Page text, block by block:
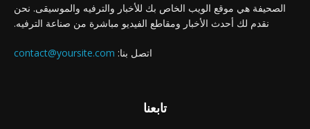
الصحيفة هي موقع الويب الخاص بك للأخبار والترفيه والموسيقى. نحن
نقدم لك أحدث الأخبار ومقاطع الفيديو مباشرة من صناعة الترفيه.
اتصل بنا: contact@yoursite.com
تابعنا